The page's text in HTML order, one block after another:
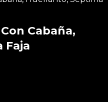
Cabaña,
Faja